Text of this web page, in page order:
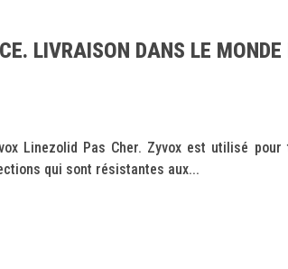
LIVRAISON DANS LE MONDE
Linezolid Pas Cher. Zyvox est utilisé
qui sont résistantes aux...